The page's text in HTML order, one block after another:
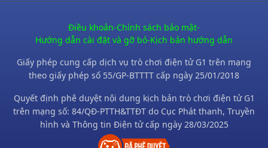
Điều khoản-Chính sách bảo mật-
Hướng dẫn cài đặt và gỡ bỏ-Kịch bản hướng dẫn
Giấy phép cung cấp dịch vụ trò chơi điện tử G1 trên mạng
theo giấy phép số 55/GP-BTTTT cấp ngày 25/01/2018
Quyết định phê duyệt nội dung kịch bản trò chơi điện tử G1
trên mạng số: 84/QĐ-PTTH&TTĐT do Cục Phát thanh, Truyền
hình và Thông tin Điện tử cấp ngày 28/03/2025